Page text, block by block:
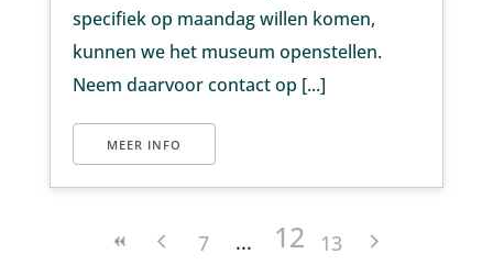
specifiek op maandag willen komen,
kunnen we het museum openstellen.
Neem daarvoor contact op [...]
MEER INFO
7 12 13